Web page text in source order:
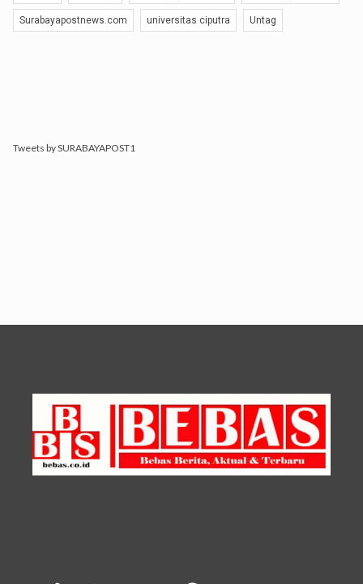
Surabayapostnews.com universitas ciputra Untag
Tweets by SURABAYAPOST1